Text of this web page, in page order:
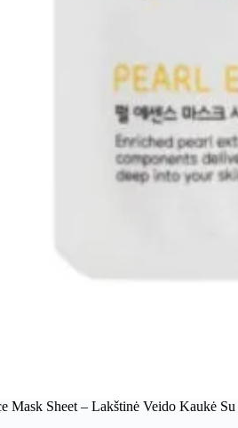
Mask Sheet – Lakštinė Veido Kaukė